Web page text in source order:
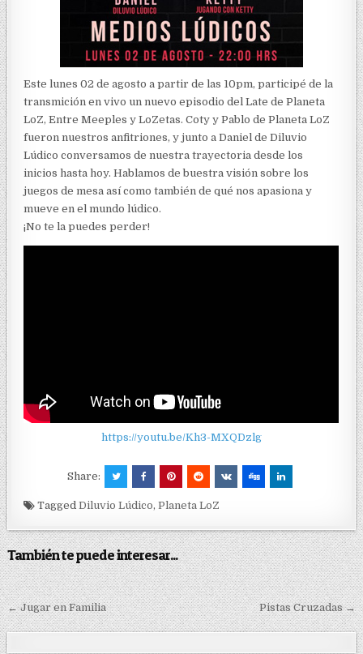
Este lunes 02 de agosto a partir de las 10pm, participé de la
transmición en vivo un nuevo episodio del Late de Planeta
LoZ, Entre Meeples y LoZetas. Coty y Pablo de Planeta LoZ
fueron nuestros anfitriones, y junto a Daniel de Diluvio
Lúdico conversamos de nuestra trayectoria desde los
inicios hasta hoy. Hablamos de buestra visión sobre los
juegos de mesa así como también de qué nos apasiona y
mueve en el mundo lúdico.
¡No te la puedes perder!
https://youtu.be/Kh3-MXQDzlg
Share:
TaggedDiluvio Lúdico,Planeta LoZ
También te puede interesar...
N
a
← Jugar en Familia Pistas Cruzadas →